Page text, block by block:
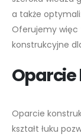
a także
Oferujemy więc
konstrukcyjne
Oparcie
kształt łuku